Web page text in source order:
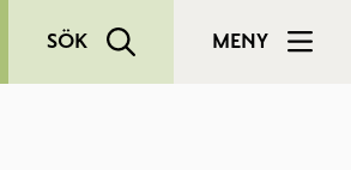
SÖK MENY